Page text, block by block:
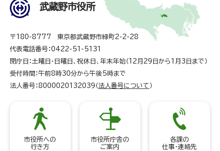
武蔵野市役所
〒180-8777 東京都武蔵野市緑町2-2-28
代表電話番号：0422-51-5131
閉庁日：土曜日・日曜日、祝休日、年末年始（12月29日から1月3日まで）
受付時間：午前8時30分から午後5時まで
法人番号：8000020132039（ 法人番号について ）
市役所への
行き方
市役所庁舎の
ご案内
各課の
仕事・連絡先